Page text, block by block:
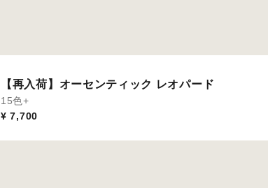
【再入荷】オーセンティック レオパード
15色+
¥ 7,700